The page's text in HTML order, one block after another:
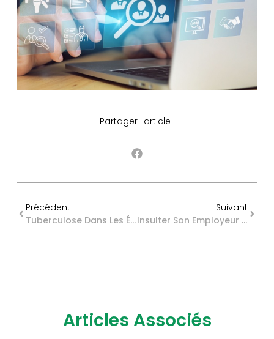
Partager l'article :
Précédent
Tuberculose Dans Les Élevages : Évolution Des Mesures De Contrôle
Suivant
Insulter Son Employeur : Faute Grave Automatique ?
Articles Associés